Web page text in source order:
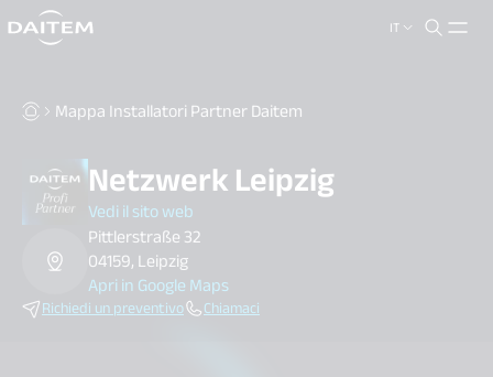
IT
search.label
Mappa Installatori Partner Daitem
Netzwerk Leipzig
Vedi il sito web
Pittlerstraße 32
04159, Leipzig
Apri in Google Maps
Richiedi un preventivo Chiamaci